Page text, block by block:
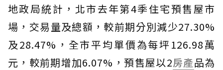
地政局統計，北市去年第4季住宅預售屋市
場，交易量及總額，較前期分別減少27.30%
及28.47%，全市平均單價為每坪126.98萬
元，較前期增加6.07%，預售屋以2房產品為